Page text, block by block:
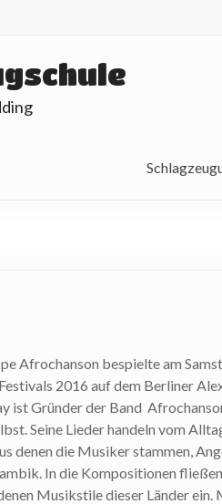
Afrochanson bespielte am
2016 auf dem Berliner
ist Gründer der Band
Seine Lieder handeln vom
denen die Musiker stammen,
In die Kompositionen
Musikstile dieser Länder ein.